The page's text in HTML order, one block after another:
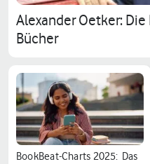
Alexander Oetker:
Bücher
BookBeat-Charts 2025: Das